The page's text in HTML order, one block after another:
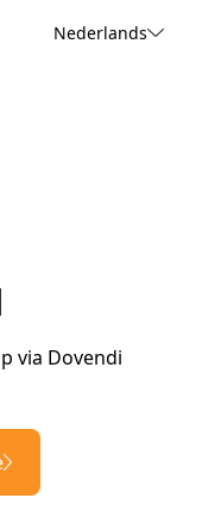
Nederlands
via Dovendi